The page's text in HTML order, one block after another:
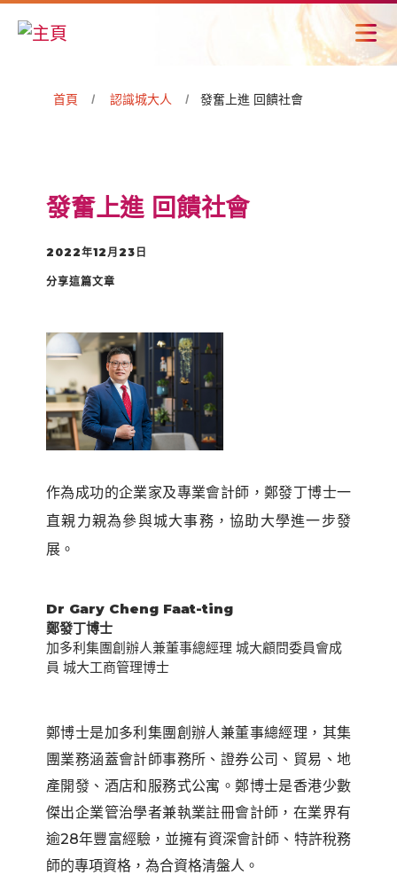
首頁 認識城大人 發奮上進 回饋社會
發奮上進 回饋社會
2022年12月23日
分享這篇文章
作為成功的企業家及專業會計師，鄭發丁博士一
直親力親為參與城大事務，協助大學進一步發
展。
Dr Gary Cheng Faat-ting
鄭發丁博士
加多利集團創辦人兼董事總經理 城大顧問委員會成
員 城大工商管理博士
鄭博士是加多利集團創辦人兼董事總經理，其集
團業務涵蓋會計師事務所、證券公司、貿易、地
產開發、酒店和服務式公寓。鄭博士是香港少數
傑出企業管治學者兼執業註冊會計師，在業界有
逾28年豐富經驗，並擁有資深會計師、特許稅務
師的專項資格，為合資格清盤人。